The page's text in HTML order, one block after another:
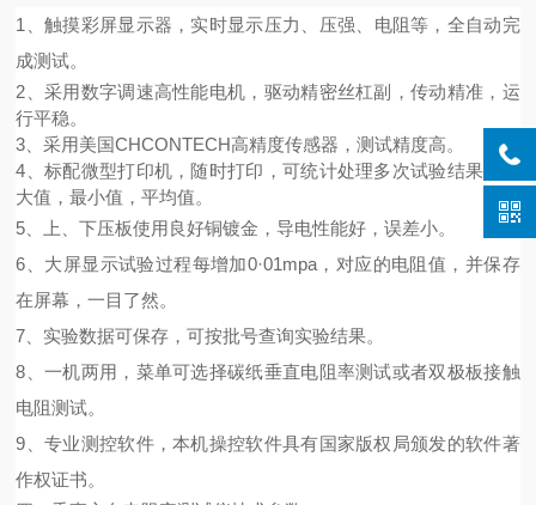
1 、触摸彩屏显示器 ， 实时显示压力 压强、电阻等，全自动完
成测试。
2 、采用数字调速高性能电机 ，驱动精密丝杠副，传动精准， 运
行平稳。
3 、采用美国CHCONTECH高精度传感器 ，测试精度高。
4、标配微型打印机，随时打印，可统计处理多次试验结果，最
大值，最小值，平均值。
5
上、下压板使用 良好铜镀金 ，导电性能好，误差小。
6
大屏显示试验过程每增加0·01mpa，对应的电阻值，并保存
在屏幕，一目了然。
7 、实验数据可保存，可按批号查询实验结果。
8 、一机两用，菜单可选择碳纸垂直电阻率测试或者双极板接触
电阻测试。
9 、专业测控软件，本机操控软件具有国家版权局颁发的软件著
作权证书。